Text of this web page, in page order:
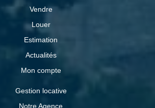
Vendre
Louer
Estimation
Actualités
Mon compte
Gestion locative
Notre Agence